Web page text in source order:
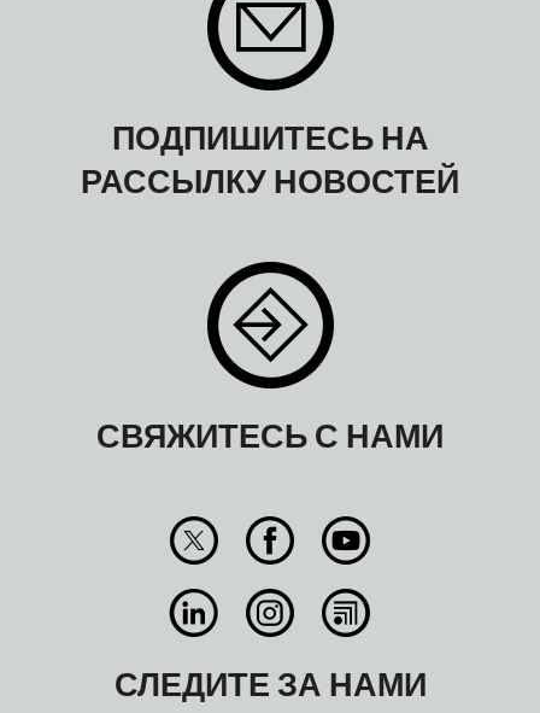
ПОДПИШИТЕСЬ НА
РАССЫЛКУ НОВОСТЕЙ
СВЯЖИТЕСЬ С НАМИ
СЛЕДИТЕ ЗА НАМИ